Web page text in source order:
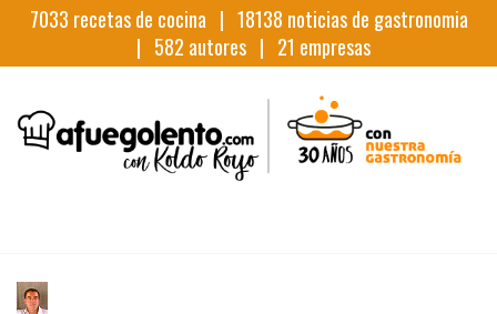
7033 recetas de cocina | 18138 noticias de gastronomia
| 582 autores | 21 empresas